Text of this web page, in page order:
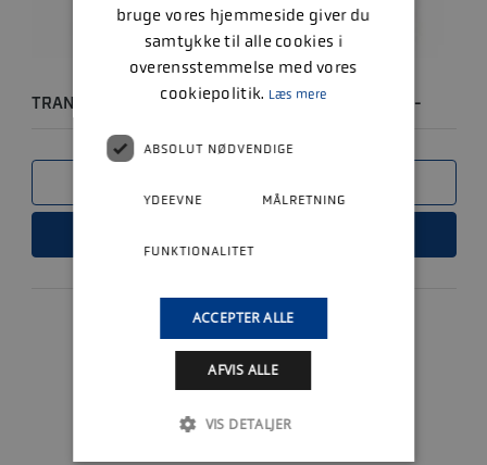
TRANSOM GUMMIBØSNING BRAVO - HEAVY DUTY -
OVER 350HK
1
bruge vores hjemmeside giver du
samtykke til alle cookies i
overensstemmelse med vores
cookiepolitik. Læs mere
ABSOLUT NØDVENDIGE
YDEEVNE MÅLRETNING
FUNKTIONALITET
ACCEPTER ALLE
AFVIS ALLE
VIS DETALJER